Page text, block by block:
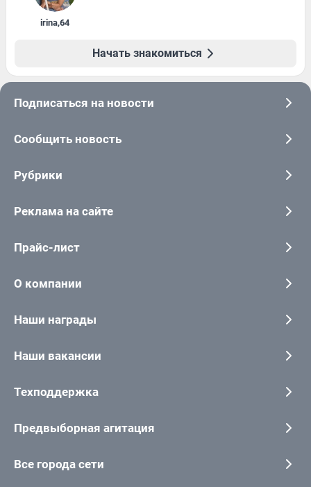
irina,64
Начать знакомиться
Подписаться на новости
Сообщить новость
Рубрики
Реклама на сайте
Прайс-лист
О компании
Наши награды
Наши вакансии
Техподдержка
Предвыборная агитация
Все города сети